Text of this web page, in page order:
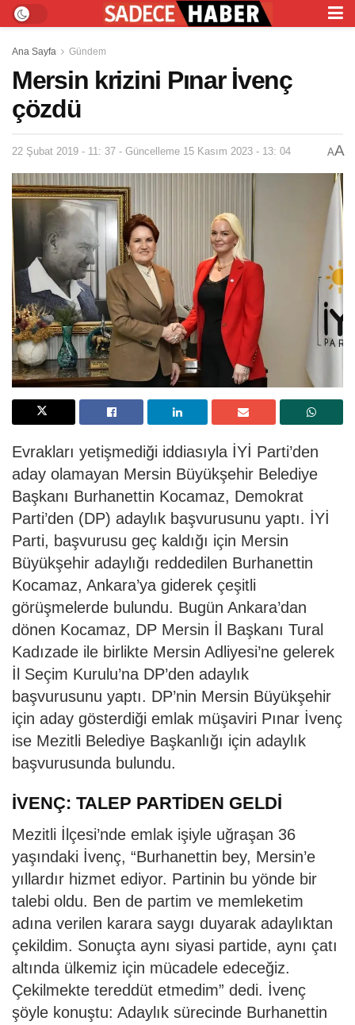
Ana Sayfa Gündem
Mersin krizini Pınar İvenç
çözdü
22 Şubat 2019 - 11: 37 - Güncelleme 15 Kasım 2023 - 13: 04 AA
Evrakları yetişmediği iddiasıyla İYİ Parti’den
aday olamayan Mersin Büyükşehir Belediye
Başkanı Burhanettin Kocamaz, Demokrat
Parti’den (DP) adaylık başvurusunu yaptı. İYİ
Parti, başvurusu geç kaldığı için Mersin
Büyükşehir adaylığı reddedilen Burhanettin
Kocamaz, Ankara’ya giderek çeşitli
görüşmelerde bulundu. Bugün Ankara’dan
dönen Kocamaz, DP Mersin İl Başkanı Tural
Kadızade ile birlikte Mersin Adliyesi’ne gelerek
İl Seçim Kurulu’na DP’den adaylık
başvurusunu yaptı. DP’nin Mersin Büyükşehir
için aday gösterdiği emlak müşaviri Pınar İvenç
ise Mezitli Belediye Başkanlığı için adaylık
başvurusunda bulundu.
İVENÇ: TALEP PARTİDEN GELDİ
Mezitli İlçesi’nde emlak işiyle uğraşan 36
yaşındaki İvenç, “Burhanettin bey, Mersin’e
yıllardır hizmet ediyor. Partinin bu yönde bir
talebi oldu. Ben de partim ve memleketim
adına verilen karara saygı duyarak adaylıktan
çekildim. Sonuçta aynı siyasi partide, aynı çatı
altında ülkemiz için mücadele edeceğiz.
Çekilmekte tereddüt etmedim” dedi. İvenç
şöyle konuştu: Adaylık sürecinde Burhanettin